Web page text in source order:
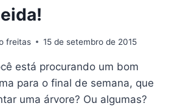
freitas 15 de setembro de 2015
está procurando um bom
para o final de semana, que
uma árvore? Ou algumas?